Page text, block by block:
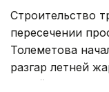
Строительство
пересечении
Толеметова
разгар летней
одной из самых